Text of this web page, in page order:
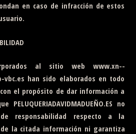
en caso de infracción de estos
al sitio web www.xn--
vbc.es han sido elaborados en todo
el propósito de dar información a
PELUQUERIADAVIDMADUEÑO.ES no
responsabilidad respecto a la
la citada información ni garantiza